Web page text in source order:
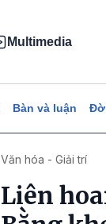
Multimedia
Bàn và luận
Văn hóa - Giải trí
Liên